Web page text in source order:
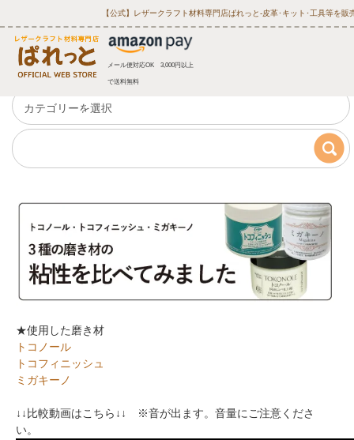
【公式】レザークラフト材料専門店ぱれっと‐皮革･キット･工具等を販
メール便対応OK 3,000円以上
で送料無料
★使用した磨き材
トコノール
トコフィニッシュ
ミガキーノ
↓↓比較動画はこちら↓↓ ※音が出ます。音量にご注意くださ
い。